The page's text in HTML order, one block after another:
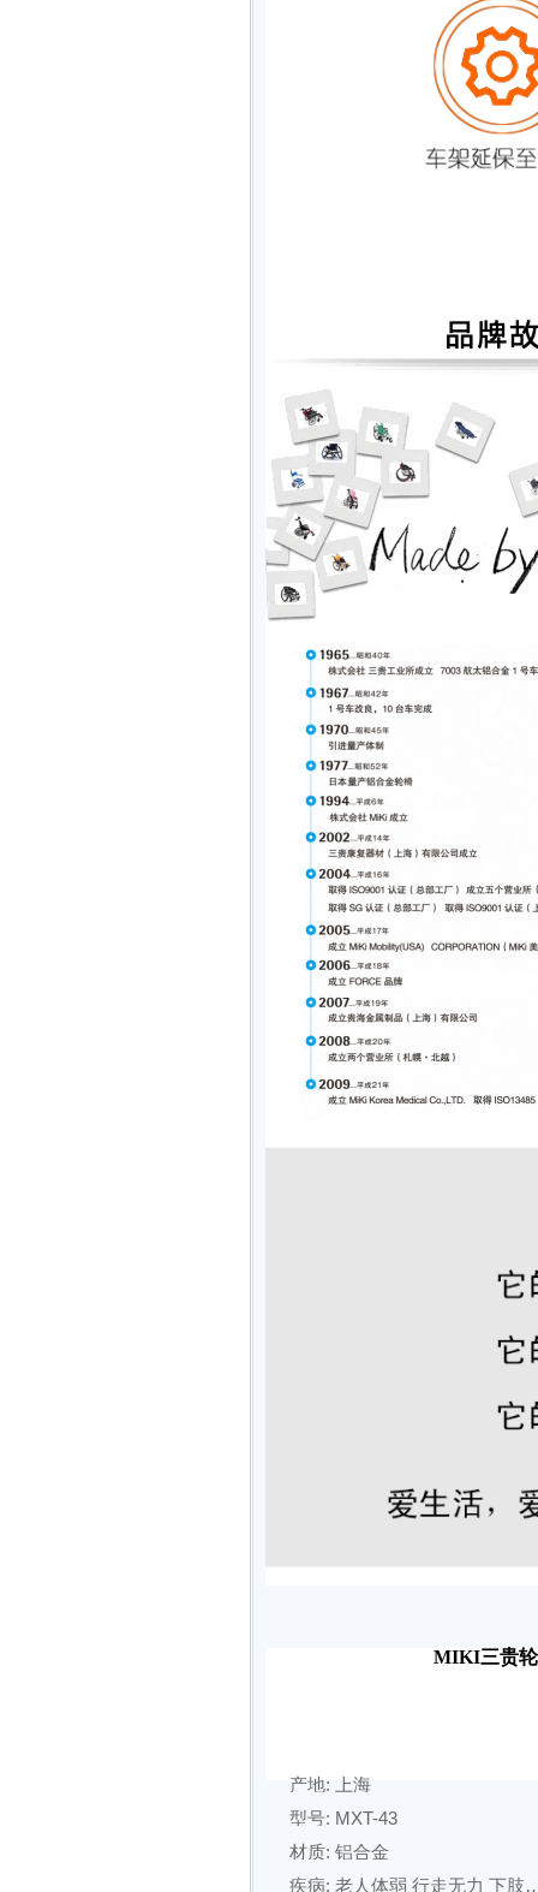
MIKI三贵轮
产地: 上海
型号: MXT-43
材质: 铝合金
疾病: 老人体弱 行走无力 下肢残疾 偏瘫